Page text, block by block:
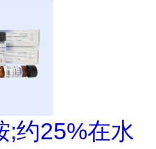
;约25%在水